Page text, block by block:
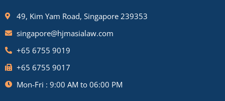
49, Kim Yam Road, Singapore 239353
singapore@hjmasialaw.com
+65 6755 9019
+65 6755 9017
Mon-Fri : 9:00 AM to 06:00 PM